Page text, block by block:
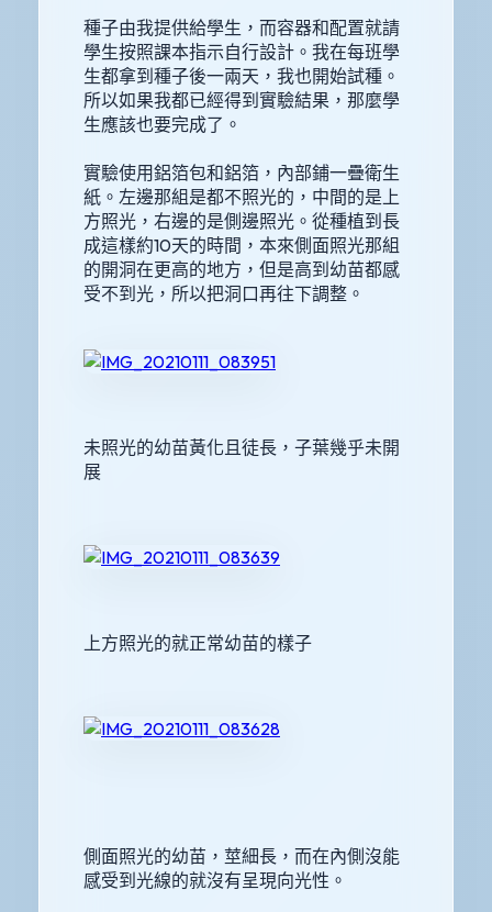
種子由我提供給學生，而容器和配置就請
學生按照課本指示自行設計。我在每班學
生都拿到種子後一兩天，我也開始試種。
所以如果我都已經得到實驗結果，那麼學
生應該也要完成了。
實驗使用鋁箔包和鋁箔，內部鋪一疊衛生
紙。左邊那組是都不照光的，中間的是上
方照光，右邊的是側邊照光。從種植到長
成這樣約10天的時間，本來側面照光那組
的開洞在更高的地方，但是高到幼苗都感
受不到光，所以把洞口再往下調整。
未照光的幼苗黃化且徒長，子葉幾乎未開
展
上方照光的就正常幼苗的樣子
側面照光的幼苗，莖細長，而在內側沒能
感受到光線的就沒有呈現向光性。